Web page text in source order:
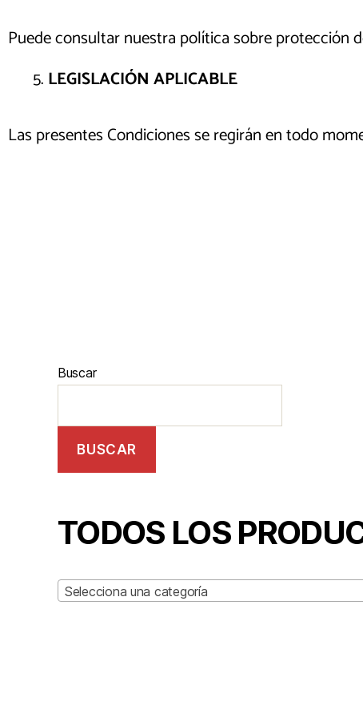
Puede consultar nuestra política sobre protección
LEGISLACIÓN APLICABLE
Las presentes Condiciones se regirán en todo
Buscar
BUSCAR
TODOS LOS
Selecciona una categoría